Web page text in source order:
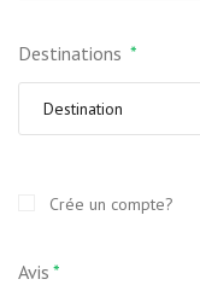
Destinations *
Crée un compte?
Avis *